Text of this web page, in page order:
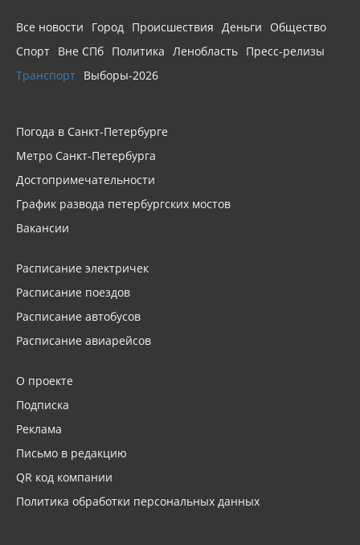
Все новости Город Происшествия Деньги
Общество
Спорт Вне СПб Политика Ленобласть Пресс-релизы
Транспорт Выборы-2026
Погода в Санкт-Петербурге
Метро Санкт-Петербурга
Достопримечательности
График развода петербургских мостов
Вакансии
Расписание электричек
Расписание поездов
Расписание автобусов
Расписание авиарейсов
О проекте
Подписка
Реклама
Письмо в редакцию
QR код компании
Политика обработки персональных данных